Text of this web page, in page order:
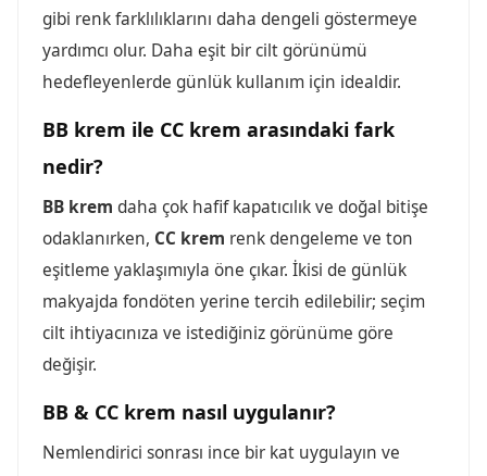
gibi renk farklılıklarını daha dengeli göstermeye
yardımcı olur. Daha eşit bir cilt görünümü
hedefleyenlerde günlük kullanım için idealdir.
BB krem ile CC krem arasındaki fark
nedir?
BB krem daha çok hafif kapatıcılık ve doğal bitişe
odaklanırken, CC krem renk dengeleme ve ton
eşitleme yaklaşımıyla öne çıkar. İkisi de günlük
makyajda fondöten yerine tercih edilebilir; seçim
cilt ihtiyacınıza ve istediğiniz görünüme göre
değişir.
BB & CC krem nasıl uygulanır?
Nemlendirici sonrası ince bir kat uygulayın ve